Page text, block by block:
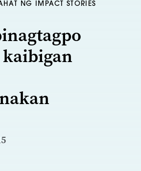
NG IMPACT STORIES